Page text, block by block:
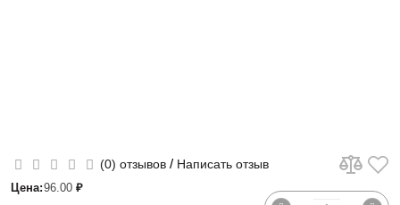
(0) отзывов / Написать отзыв
Цена:96.00 ₽